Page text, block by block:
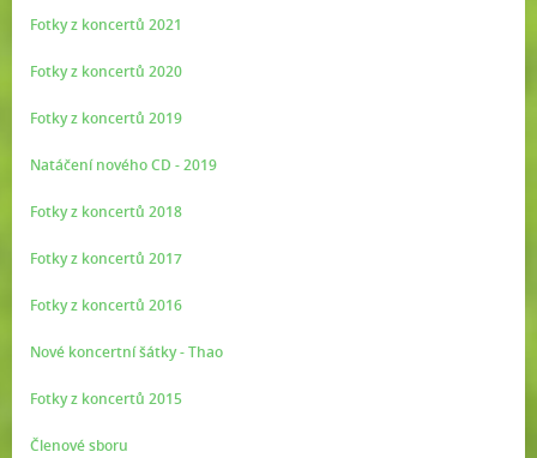
Fotky z koncertů 2021
Fotky z koncertů 2020
Fotky z koncertů 2019
Natáčení nového CD - 2019
Fotky z koncertů 2018
Fotky z koncertů 2017
Fotky z koncertů 2016
Nové koncertní šátky - Thao
Fotky z koncertů 2015
Členové sboru